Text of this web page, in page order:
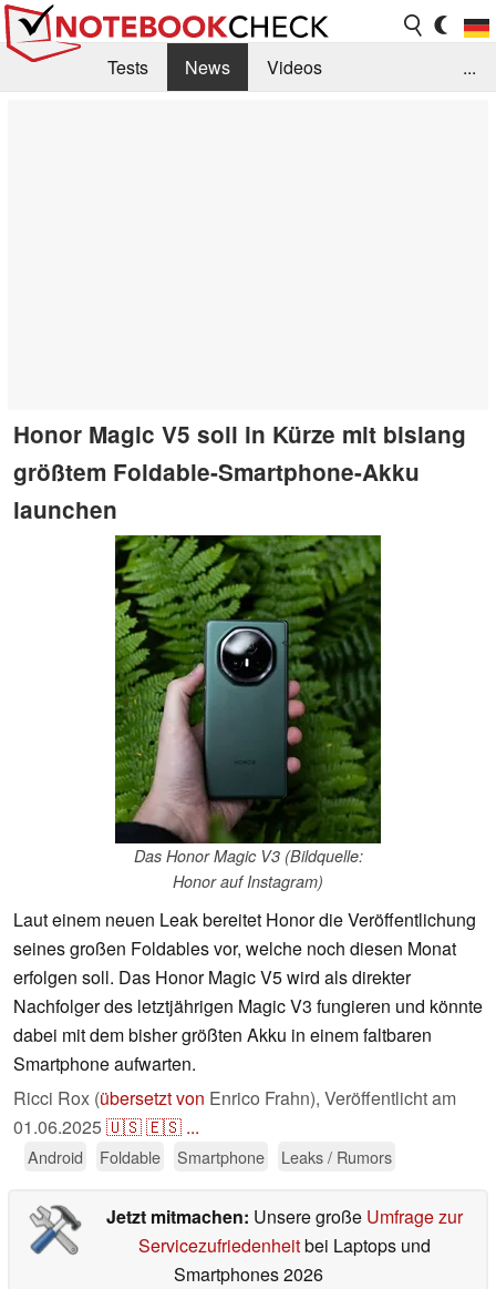
Tests News
Videos
...
Honor Magic V5 soll in Kürze mit bislang
größtem Foldable-Smartphone-Akku
launchen
Das Honor Magic V3 (Bildquelle:
Honor auf Instagram)
Laut einem neuen Leak bereitet Honor die Veröffentlichung
seines großen Foldables vor, welche noch diesen Monat
erfolgen soll. Das Honor Magic V5 wird als direkter
Nachfolger des letztjährigen Magic V3 fungieren und könnte
dabei mit dem bisher größten Akku in einem faltbaren
Smartphone aufwarten.
Ricci Rox (übersetzt von Enrico Frahn), Veröffentlicht am
01.06.2025🇺🇸🇪🇸 ...
Android Foldable Smartphone Leaks / Rumors
Jetzt mitmachen: Unsere große Umfrage zur
Servicezufriedenheitbei Laptops und
Smartphones 2026